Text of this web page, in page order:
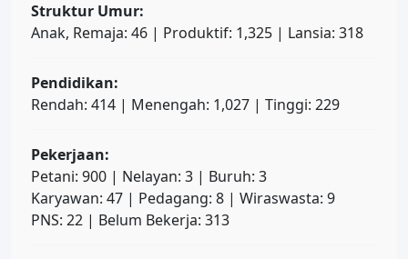
Struktur Umur:
Anak, Remaja: 46 | Produktif: 1,325 | Lansia: 318
Pendidikan:
Rendah: 414 | Menengah: 1,027 | Tinggi: 229
Pekerjaan:
Petani: 900 | Nelayan: 3 | Buruh: 3
Karyawan: 47 | Pedagang: 8 | Wiraswasta: 9
PNS: 22 | Belum Bekerja: 313